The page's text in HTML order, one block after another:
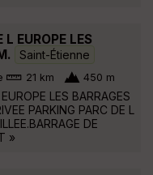
EUROPE LES
Saint-Étienne
21 km 450 m
LES BARRAGES
PARKING PARC DE L
DE
»